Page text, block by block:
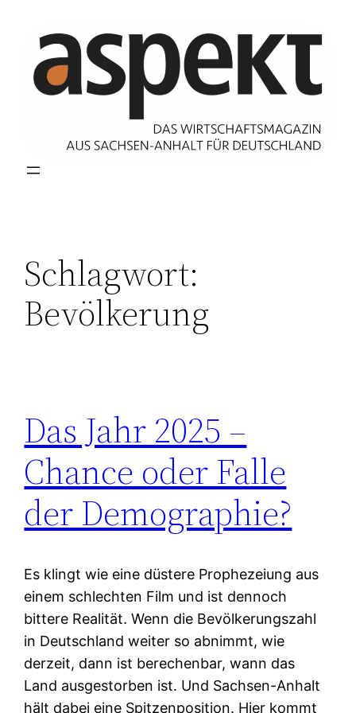
Inhalt
springen
Schlagwort:
Bevölkerung
Das Jahr 2025 –
Chance oder Falle
der Demographie?
Es klingt wie eine düstere Prophezeiung aus
einem schlechten Film und ist dennoch
bittere Realität. Wenn die Bevölkerungszahl
in Deutschland weiter so abnimmt, wie
derzeit, dann ist berechenbar, wann das
Land ausgestorben ist. Und Sachsen-Anhalt
hält dabei eine Spitzenposition. Hier kommt